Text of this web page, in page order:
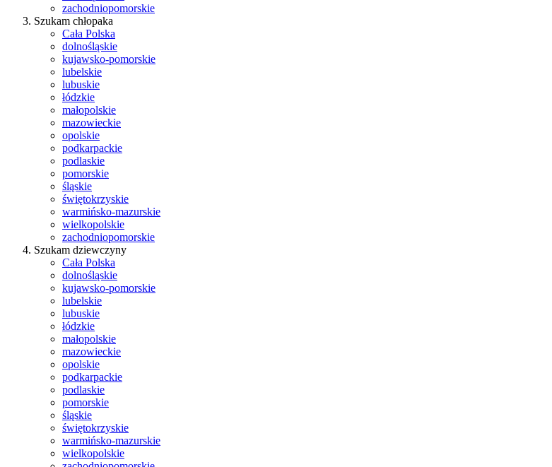
zachodniopomorskie
Szukam chłopaka
Cała Polska
dolnośląskie
kujawsko-pomorskie
lubelskie
lubuskie
łódzkie
małopolskie
mazowieckie
opolskie
podkarpackie
podlaskie
pomorskie
śląskie
świętokrzyskie
warmińsko-mazurskie
wielkopolskie
zachodniopomorskie
Szukam dziewczyny
Cała Polska
dolnośląskie
kujawsko-pomorskie
lubelskie
lubuskie
łódzkie
małopolskie
mazowieckie
opolskie
podkarpackie
podlaskie
pomorskie
śląskie
świętokrzyskie
warmińsko-mazurskie
wielkopolskie